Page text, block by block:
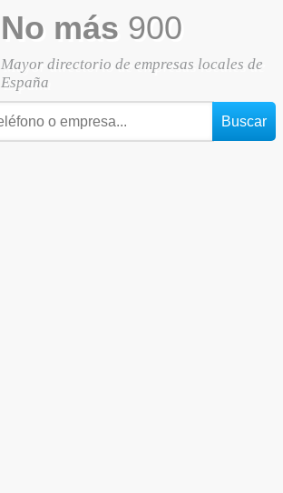
No más 900
Mayor directorio de empresas locales de
España